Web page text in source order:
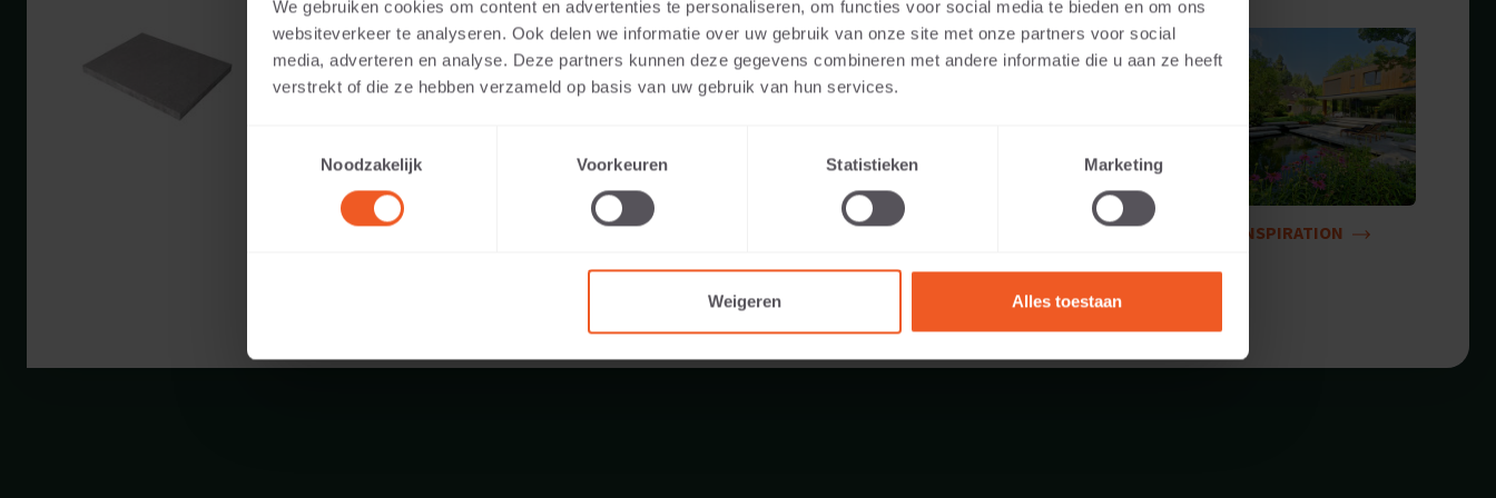
We gebruiken cookies om content en advertenties te personaliseren, om functies voor social media te bieden en om ons
websiteverkeer te analyseren. Ook delen we informatie over uw gebruik van onze site met onze partners voor social
media, adverteren en analyse. Deze partners kunnen deze gegevens combineren met andere informatie die u aan ze heeft
verstrekt of die ze hebben verzameld op basis van uw gebruik van hun services.
Noodzakelijk
Voorkeuren Statistieken Marketing
Weigeren Alles toestaan
Verfügbare Farben:
Anwendbar auf:
Gewicht:
INSPIRATION